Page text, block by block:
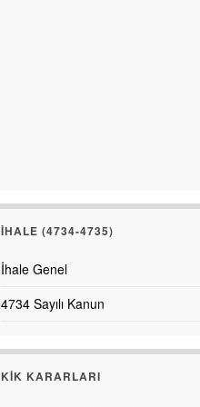
İHALE (4734-4735)
İhale Genel
4734 Sayılı Kanun
KİK KARARLARI